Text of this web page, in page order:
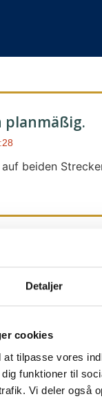
Detaljer
cookies
tilpasse vores
funktioner til
Vi deler også
planmäßig.
beiden
Bescheid
Sie